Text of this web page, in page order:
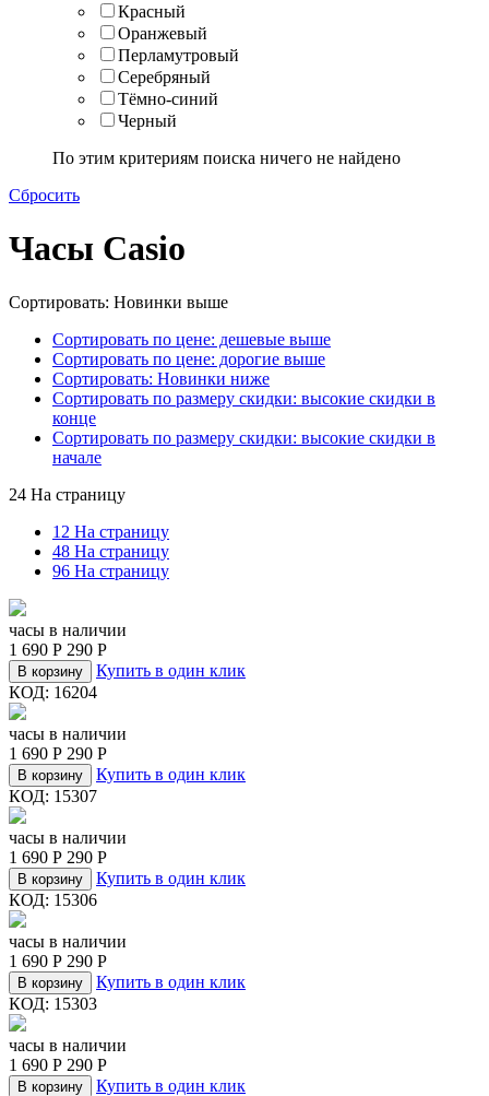
Красный
Оранжевый
Перламутровый
Серебряный
Тёмно-синий
Черный
По этим критериям поиска ничего не найдено
Сбросить
Часы Casio
Сортировать: Новинки выше
Сортировать по цене: дешевые выше
Сортировать по цене: дорогие выше
Сортировать: Новинки ниже
Сортировать по размеру скидки: высокие скидки в
конце
Сортировать по размеру скидки: высокие скидки в
начале
24 На страницу
12 На страницу
48 На страницу
96 На страницу
часы в наличии
1 690 Р 290 Р
В корзину
Купить в один клик
КОД: 16204
часы в наличии
1 690 Р 290 Р
В корзину
Купить в один клик
КОД: 15307
часы в наличии
1 690 Р 290 Р
В корзину
Купить в один клик
КОД: 15306
часы в наличии
1 690 Р 290 Р
В корзину
Купить в один клик
КОД: 15303
часы в наличии
1 690 Р 290 Р
В корзину
Купить в один клик